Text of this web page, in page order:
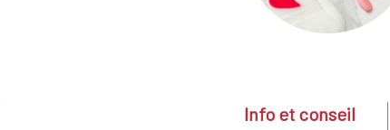
Info et conseil